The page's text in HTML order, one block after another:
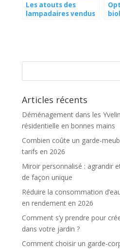
Les atouts des
lampadaires vendus
Articles récents
Déménagement dans les
résidentielle en bonnes mains
Combien coûte un garde-
tarifs en 2026
Miroir personnalisé : agrandir
de façon unique
Réduire la consommation
en rendement en 2026
Comment s’y prendre pour
dans votre jardin ?
Comment choisir un garde-